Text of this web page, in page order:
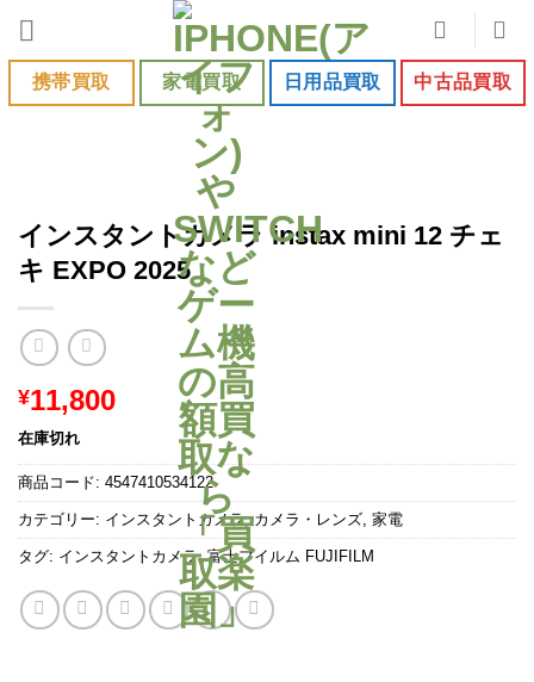
content携帯買取 家電買取 日用品買取 中古品買取
インスタントカメラ instax mini 12 チェ
キ EXPO 2025
¥11,800
在庫切れ
商品コード: 4547410534122
カテゴリー: インスタントカメラ,カメラ・レンズ 家電
タグ: インスタントカメラ,富士フイルム FUJIFILM